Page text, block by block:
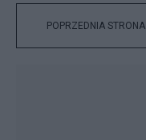
POPRZEDNIA STRONA